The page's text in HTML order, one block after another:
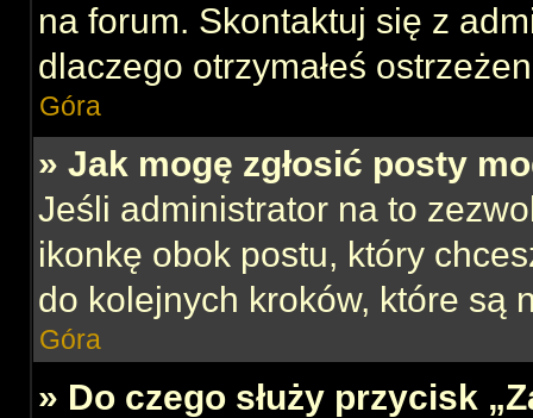
na forum. Skontaktuj się z
dlaczego otrzymałeś
Góra
» Jak mogę zgłosić posty
Jeśli administrator na to
ikonkę obok postu, który
do kolejnych kroków, które są
Góra
» Do czego służy przycisk